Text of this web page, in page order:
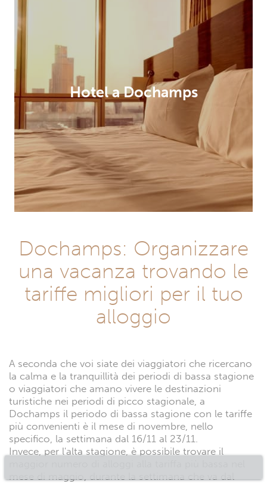
Hotel a Dochamps
Dochamps: Organizzare
una vacanza trovando le
tariffe migliori per il tuo
alloggio
A seconda che voi siate dei viaggiatori che ricercano
la calma e la tranquillità dei periodi di bassa stagione
o viaggiatori che amano vivere le destinazioni
turistiche nei periodi di picco stagionale, a
Dochamps il periodo di bassa stagione con le tariffe
più convenienti è il mese di novembre, nello
specifico, la settimana dal 16/11 al 23/11.
Invece, per l'alta stagione, è possibile trovare il
mese di maggio, durante la settimana che va dal